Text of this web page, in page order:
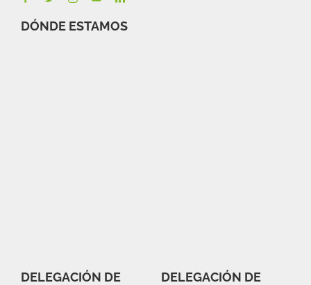
DÓNDE ESTAMOS
DELEGACIÓN DE
DELEGACIÓN DE